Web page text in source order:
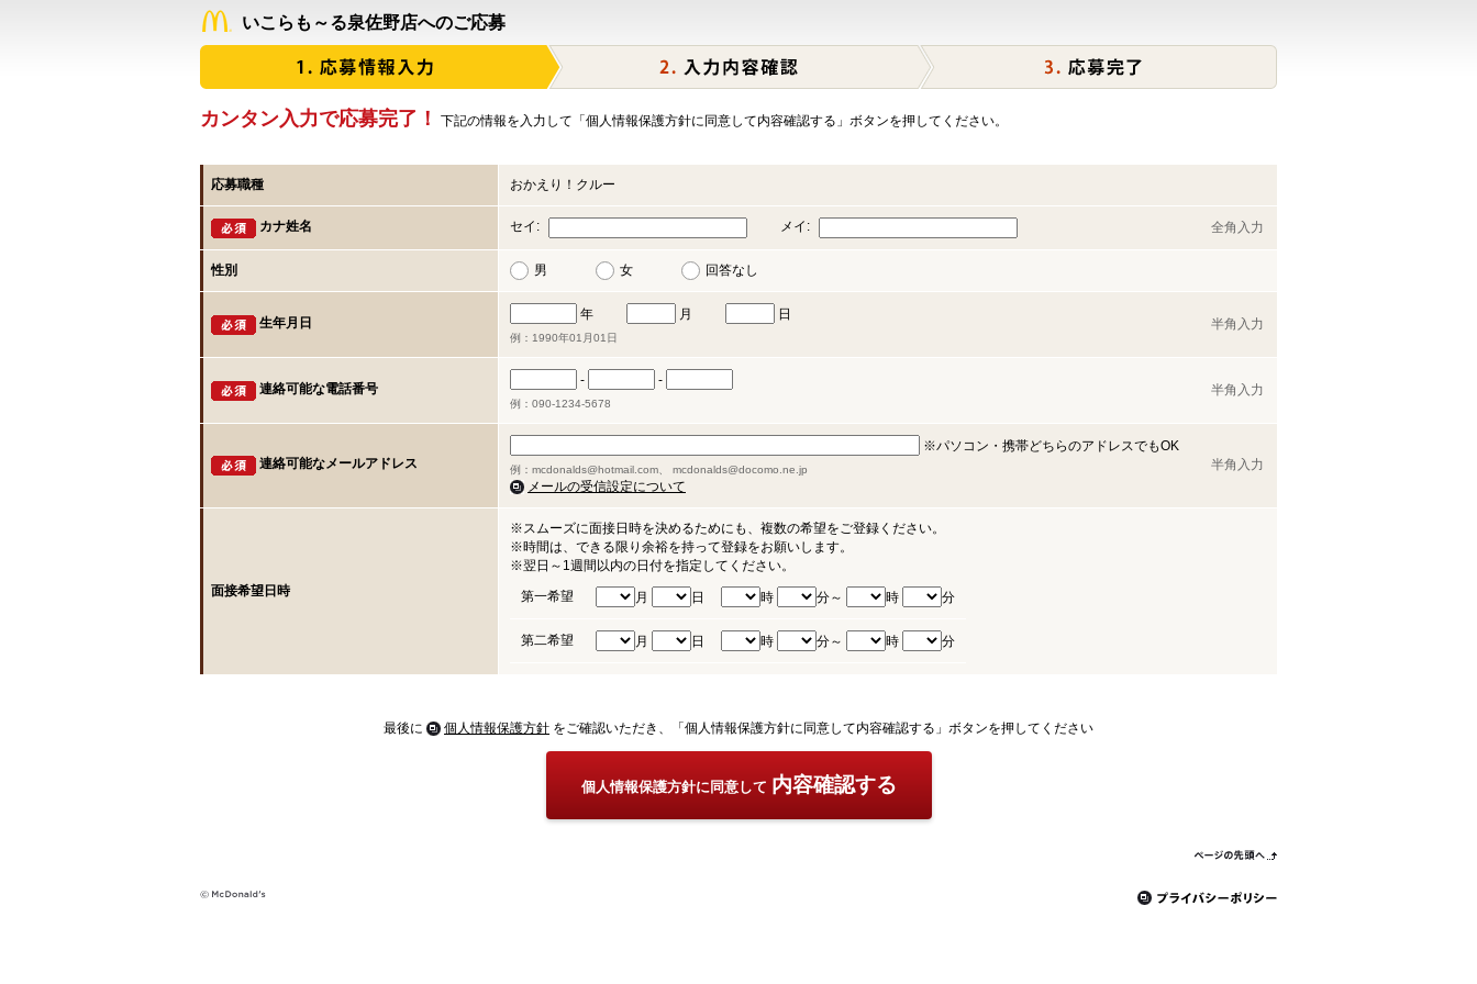
いこらも～る泉佐野店へのご応募
カンタン入力で応募完了！ 下記の情報を入力して「個人情報保護方針に同意して内容確認する」ボタンを押してください。
応募職種 おかえり！クルー
カナ姓名 セイ: メイ: 全角入力
性別 男 女 回答なし
生年月日
年 月 日
例：1990年01月01日
半角入力
連絡可能な電話番号
- -
例：090-1234-5678
半角入力
連絡可能なメールアドレス
※パソコン・携帯どちらのアドレスでもOK
例：mcdonalds@hotmail.com、 mcdonalds@docomo.ne.jp
メールの受信設定について
半角入力
面接希望日時
※スムーズに面接日時を決めるためにも、複数の希望をご登録ください。
※時間は、できる限り余裕を持って登録をお願いします。
※翌日～1週間以内の日付を指定してください。
第一希望
月 日 時 分～ 時 分
第二希望 月 日 時 分～ 時 分
最後に 個人情報保護方針 をご確認いただき、「個人情報保護方針に同意して内容確認する」ボタンを押してください
個人情報保護方針に同意して 内容確認する